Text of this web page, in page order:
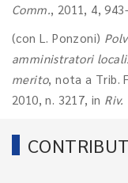
Comm., 2011, 4,
(con L. Ponzoni)
amministratori
merito, nota a Trib.
2010, n. 3217, in Riv.